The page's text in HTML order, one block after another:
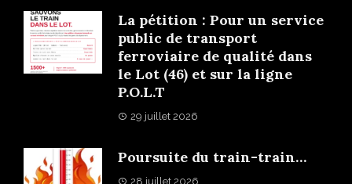
La pétition : Pour un service
public de transport
ferroviaire de qualité dans
le Lot (46) et sur la ligne
P.O.L.T
29 juillet 2026
Poursuite du train-train…
28 juillet 2026